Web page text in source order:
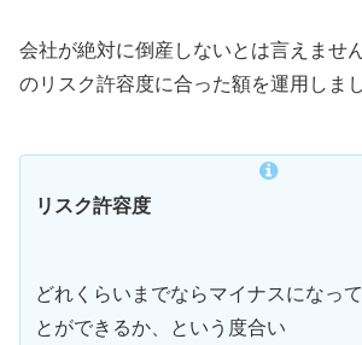
会社が絶対に倒産しないとは言えませ
のリスク許容度に合った額を運用しま
リスク許容度
どれくらいまでならマイナスになっ
とができるか、という度合い